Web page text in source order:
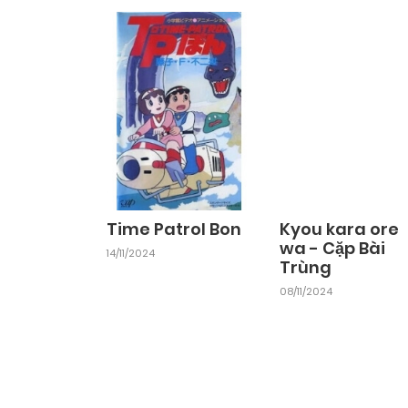
Chapter 68 24/09/2024
Chapter 66 24/09/2024
Chapter 64 24/09/2024
Chapter 62 24/09/2024
Time Patrol Bon
14/11/2024
Kyou kara ore
wa - Cặp Bài
Trùng
08/11/2024